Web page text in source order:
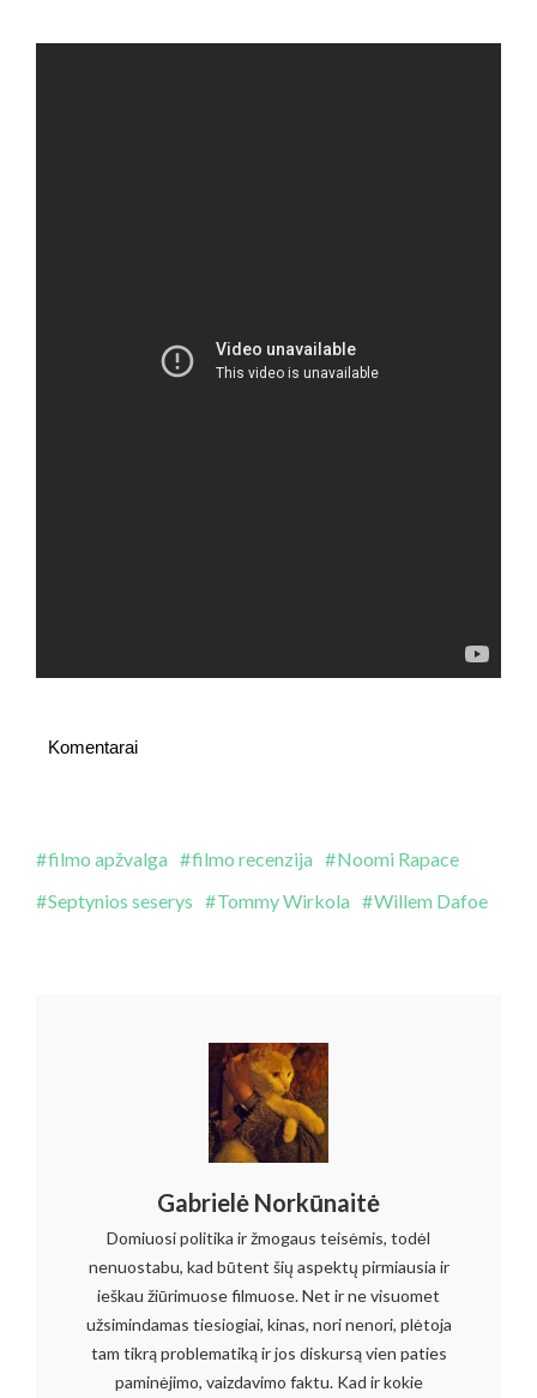
Komentarai
filmo apžvalga filmo recenzija
Noomi Rapace
Septynios seserys
Tommy Wirkola Willem Dafoe
Gabrielė Norkūnaitė
Domiuosi politika ir žmogaus teisėmis, todėl
nenuostabu, kad būtent šių aspektų pirmiausia ir
ieškau žiūrimuose filmuose. Net ir ne visuomet
užsimindamas tiesiogiai, kinas, nori nenori, plėtoja
tam tikrą problematiką ir jos diskursą vien paties
paminėjimo, vaizdavimo faktu. Kad ir kokie